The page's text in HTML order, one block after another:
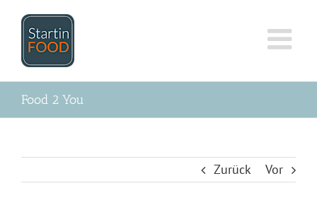
Inhalt
springen
Food 2 You
Zurück Vor